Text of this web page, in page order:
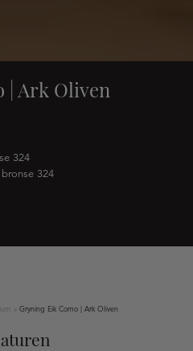
| Ark Oliven
324
324
Gryning Eik Como | Ark Oliven